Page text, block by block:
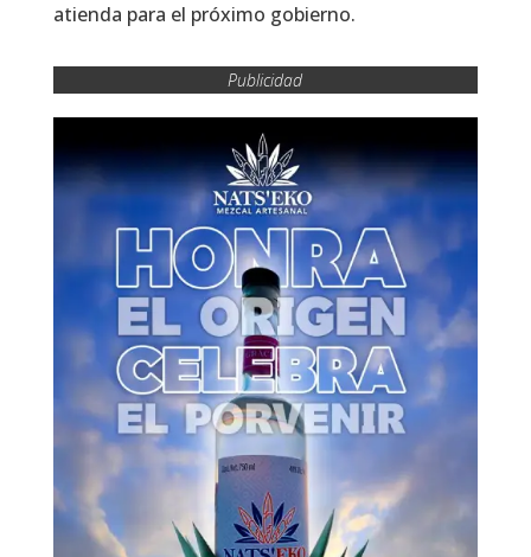
atienda para el próximo gobierno.
Publicidad